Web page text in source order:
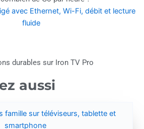
durables sur Iron TV Pro
aussi